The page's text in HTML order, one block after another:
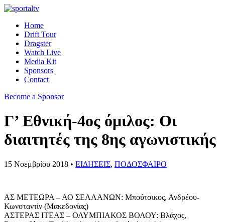
Home
Drift Tour
Dragster
Watch Live
Media Kit
Sponsors
Contact
Become a Sponsor
Γ’ Εθνική-4ος όμιλος: Οι
διαιτητές της 8ης αγωνιστικής
15 Νοεμβρίου 2018 • ΕΙΔΗΣΕΙΣ, ΠΟΔΟΣΦΑΙΡΟ
ΑΣ ΜΕΤΕΩΡΑ – ΑΟ ΣΕΛΛΑΝΩΝ: Μπούτσικος, Ανδρέου-
Κωνσταντίν (Μακεδονίας)
ΑΣΤΕΡΑΣ ΙΤΕΑΣ – ΟΛΥΜΠΙΑΚΟΣ ΒΟΛΟΥ: Βλάχος,